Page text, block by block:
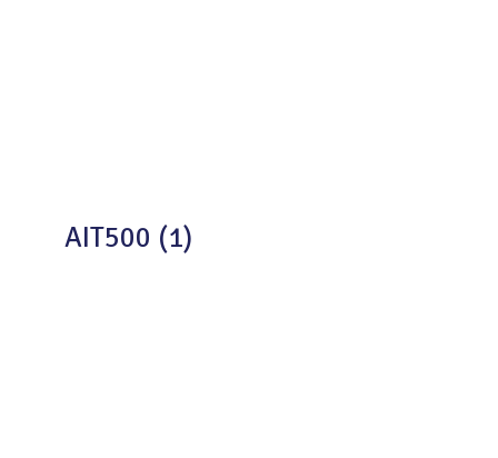
AIT500 (1)